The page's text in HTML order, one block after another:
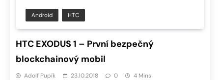
Android HTC
HTC EXODUS 1 – První bezpečný
blockchainový mobil
Adolf Pupík 23.10.2018 0 4 Mins